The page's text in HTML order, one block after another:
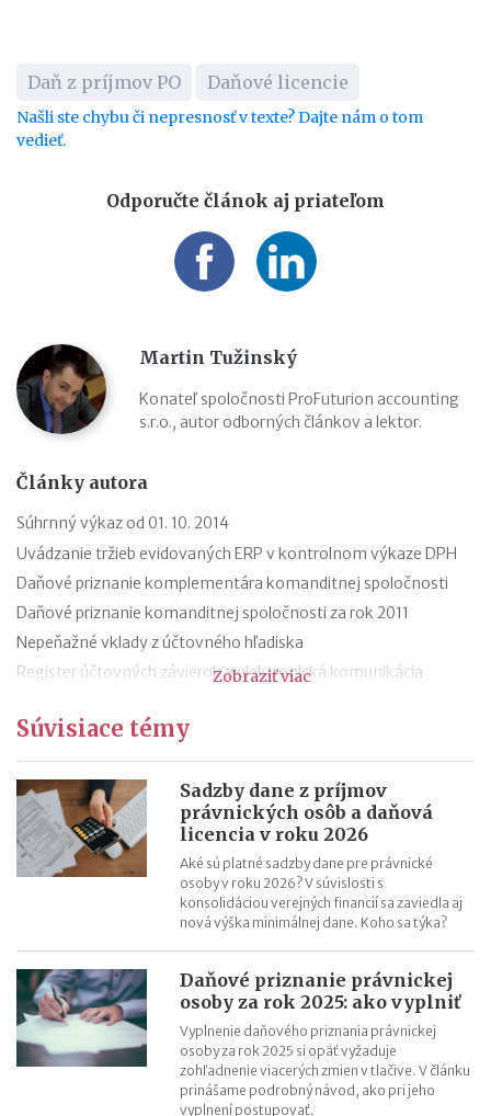
Daň z príjmov PO Daňové licencie
Našli ste chybu či nepresnosť v texte? Dajte nám o tom
vedieť.
Odporučte článok aj priateľom
Martin Tužinský
Konateľ spoločnosti ProFuturion accounting
s.r.o., autor odborných článkov a lektor.
Články autora
Súhrnný výkaz od 01. 10. 2014
Uvádzanie tržieb evidovaných ERP v kontrolnom výkaze DPH
Daňové priznanie komplementára komanditnej spoločnosti
Daňové priznanie komanditnej spoločnosti za rok 2011
Nepeňažné vklady z účtovného hľadiska
Register účtovných závierok a elektronická komunikácia
01. 2012
Dobropisy (oprava základu dane)
Nepeňažné vklady do podniku
Dobrovoľná registrácia pre DPH nie je samozrejmosťou
Zobraziť viac
Súvisiace témy
Sadzby dane z príjmov
právnických osôb a daňová
licencia v roku 2026
Aké sú platné sadzby dane pre právnické
osoby v roku 2026? V súvislosti s
konsolidáciou verejných financií sa zaviedla aj
nová výška minimálnej dane. Koho sa týka?
Daňové priznanie právnickej
osoby za rok 2025: ako vyplniť
Vyplnenie daňového priznania právnickej
osoby za rok 2025 si opäť vyžaduje
zohľadnenie viacerých zmien v tlačive. V článku
prinášame podrobný návod, ako pri jeho
vyplnení postupovať.